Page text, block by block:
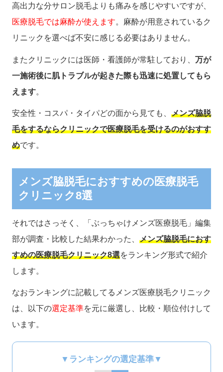
高出力な分サロン脱毛よりも痛みを感じやすいですが、
医療脱毛では麻酔が使えます。麻酔が用意されているク
リニックを選べば不安に感じる必要はありません。
またクリニックには医師・看護師が常駐しており、 万が
一施術後に肌トラブルが起きた際も迅速に処置してもら
えます。
安全性・コスパ・タイパどの面から見ても、 メンズ脇脱
毛をするならクリニックで医療脱毛を受けるのがおすす
めです。
メンズ脇脱毛におすすめの医療脱毛
クリニック8選
それではさっそく、「ぶっちゃけメンズ医療脱毛」編集
部が調査・比較した結果わかった、 メンズ脇脱毛におす
すめの医療脱毛クリニック8選をランキング形式で紹介
します。
なおランキングに記載してるメンズ医療脱毛クリニック
は、以下の選定基準を元に厳選し、比較・順位付けして
います。
▼ランキングの選定基準▼